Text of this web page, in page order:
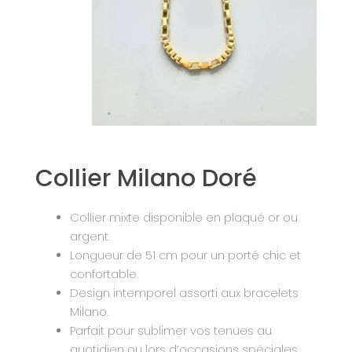
Collier Milano Doré
Collier mixte disponible en plaqué or ou
argent.
Longueur de 51 cm pour un porté chic et
confortable.
Design intemporel assorti aux bracelets
Milano.
Parfait pour sublimer vos tenues au